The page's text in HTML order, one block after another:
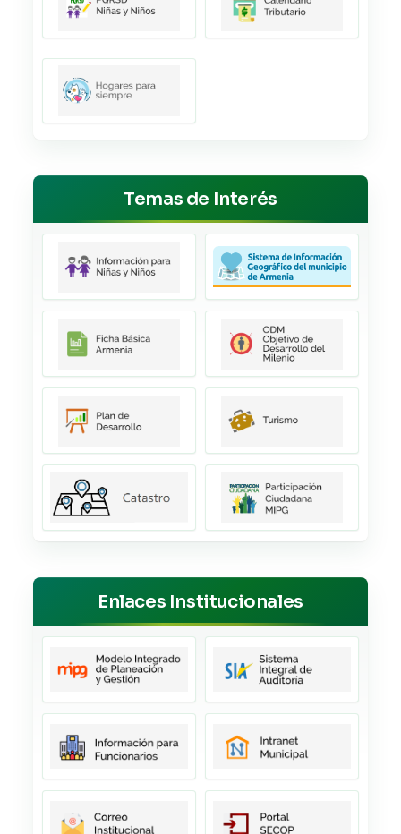
Temas de Interés
Enlaces Institucionales